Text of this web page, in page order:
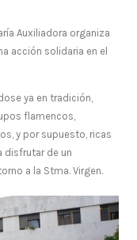
Auxiliadora organiza
acción solidaria en el
ya en tradición,
flamencos,
y por supuesto, ricas
disfrutar de un
a la Stma. Virgen.